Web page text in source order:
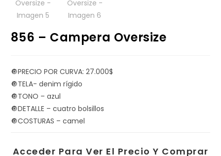
856 – Campera Oversize
🔘PRECIO POR CURVA: 27.000$
🔘TELA- denim rígido
🔘TONO – azul
🔘DETALLE – cuatro bolsillos
🔘COSTURAS – camel
Acceder Para Ver El Precio Y Comprar